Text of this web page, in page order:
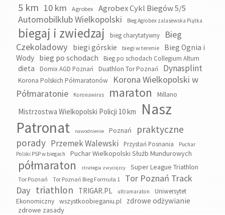
5 km 10 km Agrobex Agrobex Cykl Biegów 5/5
Automobilklub Wielkopolski Bieg Agrobex zalasewska Piątka
biegaj i zwiedzaj bieg charytatywny
Bieg
Czekoladowy
biegi górskie biegi w terenie
Bieg Ognia i
Wody bieg po schodach Bieg po schodach Collegium Altum
dieta Domix AGD Poznań Duathlon Tor Poznań Dynasplint
Korona Polskich Półmaratonów
Korona Wielkopolski w
Półmaratonie
Koronawirus maraton Millano
Mistrzostwa Wielkopolski Policji 10 km
Nasz
Patronat
nawodnienie Poznań
praktyczne
porady Przemek Walewski Przystań Posnania
Puchar
Polski PSP w biegach
Puchar Wielkopolski Służb Mundurowych
półmaraton strategia zwycięzcy Super League Triathlon
Tor Poznań Tor Poznań Bieg Formuła 1
Tor Poznań Track
Day triathlon TRIGAR.PL ultramaraton
Uniwersytet
Ekonomiczny
wszystkoobieganiu.pl zdrowe odżywianie
zdrowe zasady